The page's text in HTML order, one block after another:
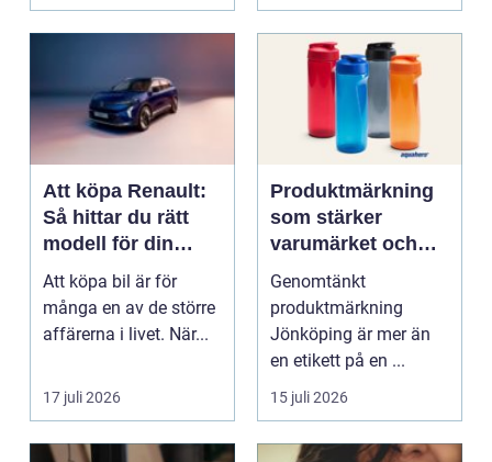
Att köpa Renault:
Så hittar du rätt
modell för din
vardag
Att köpa bil är för
många en av de större
affärerna i livet. När...
17 juli 2026
Produktmärkning
som stärker
varumärket och
förenklar vardagen
Genomtänkt
produktmärkning
Jönköping är mer än
en etikett på en ...
15 juli 2026